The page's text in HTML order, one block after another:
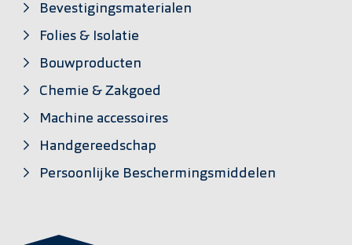
Bevestigingsmaterialen
Folies & Isolatie
Bouwproducten
Chemie & Zakgoed
Machine accessoires
Handgereedschap
Persoonlijke Beschermingsmiddelen